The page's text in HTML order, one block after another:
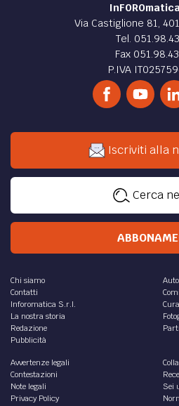
Via Castiglione 81,
Tel.
Fax
P.IVA
Iscriviti alla
Cerca
Chi siamo
Contatti
Inforomatica S.r.l.
La nostra storia
Redazione
Pubblicità
Avvertenze legali
Contestazioni
Note legali
Privacy Policy
Sei